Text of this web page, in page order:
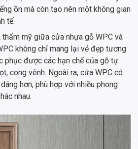
ồn mà còn tạo nên một không gian
tế.
thẩm mỹ giữa cửa nhựa gỗ WPC và
không chỉ mang lại vẻ đẹp tương
phục được các hạn chế của gỗ tự
cong vênh. Ngoài ra, cửa WPC có
hơn, phù hợp với nhiều phong
nhau.